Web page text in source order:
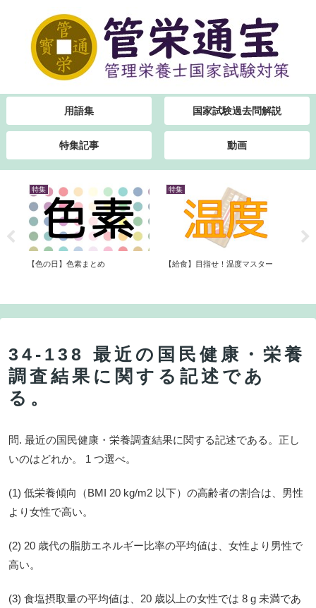
用語集 国家試験過去問解説
特集記事 動画
特集
【色の日】色素まとめ
特集
【給食】目指せ！温度マスター
34-138 最近の国民健康・栄養
調査結果に関する記述であ
る。
問. 最近の国民健康・栄養調査結果に関する記述である。正し
いのはどれか。 1 つ選べ。
(1) 低栄養傾向（BMI 20 kg/m2 以下）の高齢者の割合は、男性
より女性で高い。
(2) 20 歳代の脂肪エネルギー比率の平均値は、女性より男性で
高い。
(3) 食塩摂取量の平均値は、20 歳以上の女性では 8 g 未満であ